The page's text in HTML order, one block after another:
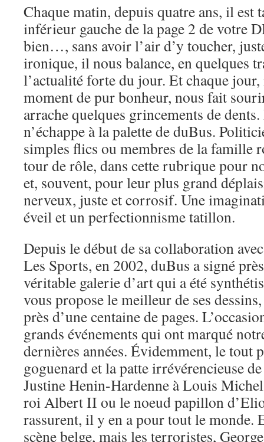
Chaque matin, depuis quatre ans, il est
inférieur gauche de la page 2 de votre
bien…, sans avoir l’air d’y toucher,
ironique, il nous balance, en quelques
l’actualité forte du jour. Et chaque
moment de pur bonheur, nous fait
arrache quelques grincements de
n’échappe à la palette de duBus.
simples flics ou membres de la famille
tour de rôle, dans cette rubrique pour
et, souvent, pour leur plus grand
nerveux, juste et corrosif. Une
éveil et un perfectionnisme tatillon.
Depuis le début de sa collaboration
Les Sports, en 2002, duBus a signé
véritable galerie d’art qui a été
vous propose le meilleur de ses
près d’une centaine de pages.
grands événements qui ont marqué
dernières années. Évidemment, le tout
goguenard et la patte irrévérencieuse
Justine Henin-Hardenne à Louis
roi Albert II ou le noeud papillon
rassurent, il y en a pour tout le monde.
scène belge, mais les terroristes,